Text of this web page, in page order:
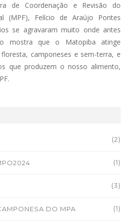
de Coordenação e Revisão do
(MPF), Felício de Araújo Pontes
se agravaram muito onde antes
mostra que o Matopiba atinge
camponeses e sem-terra, e
que produzem o nosso alimento,
(2)
(1)
(3)
DO MPA (1)